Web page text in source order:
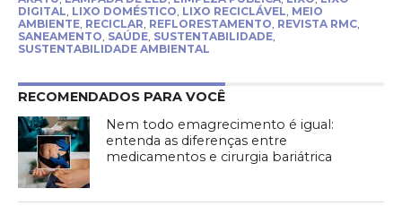
DIGITAL LIXO DOMÉSTICO LIXO RECICLÁVEL MEIO
AMBIENTE, RECICLAR REFLORESTAMENTO REVISTA RMC,
SANEAMENTO SAÚDE, SUSTENTABILIDADE,
SUSTENTABILIDADE AMBIENTAL
RECOMENDADOS PARA VOCÊ
Nem todo emagrecimento é igual:
entenda as diferenças entre
medicamentos e cirurgia bariátrica